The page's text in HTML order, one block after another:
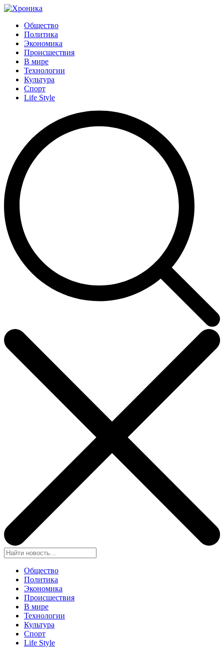
Общество
Политика
Экономика
Происшествия
В мире
Технологии
Культура
Спорт
Life Style
Общество
Политика
Экономика
Происшествия
В мире
Технологии
Культура
Спорт
Life Style